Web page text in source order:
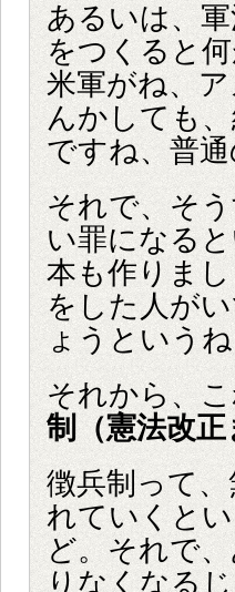
あるいは、
をつくると
米軍がね、
んかしても
ですね、普
それで、そ
い罪になる
本も作りま
をした人が
ょうという
それから、
制（憲法改
徴兵制って
れていくと
ど。それで
りなくなる